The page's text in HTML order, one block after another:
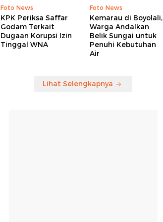
Foto News
KPK Periksa Saffar
Godam Terkait
Dugaan Korupsi Izin
Tinggal WNA
Foto News
Kemarau di Boyolali,
Warga Andalkan
Belik Sungai untuk
Penuhi Kebutuhan
Air
Lihat Selengkapnya